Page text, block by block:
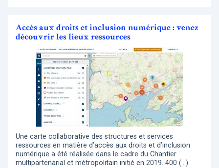
Accès aux droits et inclusion numérique : venez
découvrir les lieux ressources
Une carte collaborative des structures et services
ressources en matière d’accès aux droits et d’inclusion
numérique a été réalisée dans le cadre du Chantier
multipartenarial et métropolitain initié en 2019. 400 (…)